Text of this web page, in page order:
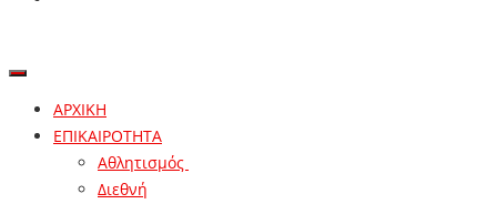
ΑΡΧΙΚΗ
ΕΠΙΚΑΙΡΟΤΗΤΑ
Αθλητισμός
Διεθνή